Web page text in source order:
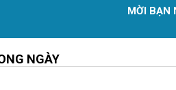
MỜI BẠN
NGÀY